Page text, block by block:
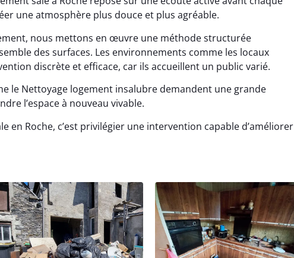
une atmosphère plus douce et plus agréable.
nous mettons en œuvre une méthode structurée
des surfaces. Les environnements comme les locaux
discrète et efficace, car ils accueillent un public varié.
le Nettoyage logement insalubre demandent une grande
l’espace à nouveau vivable.
en Roche, c’est privilégier une intervention capable d’améliorer